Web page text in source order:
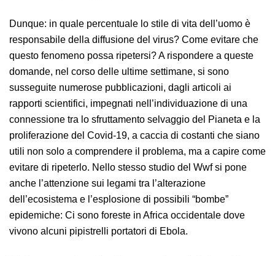
pandemici.
Dunque: in quale percentuale lo stile di vita dell’uomo è
responsabile della diffusione del virus? Come evitare
che questo fenomeno possa ripetersi? A rispondere a
queste domande, nel corso delle ultime settimane, si
sono susseguite numerose pubblicazioni, dagli articoli
ai rapporti scientifici, impegnati nell’individuazione di
una connessione tra lo sfruttamento selvaggio del
Pianeta e la proliferazione del Covid-19, a caccia di
costanti che siano utili non solo a comprendere il
problema, ma a capire come evitare di ripeterlo. Nello
stesso studio del Wwf si pone anche l’attenzione sui
legami tra l’alterazione dell’ecosistema e l’esplosione di